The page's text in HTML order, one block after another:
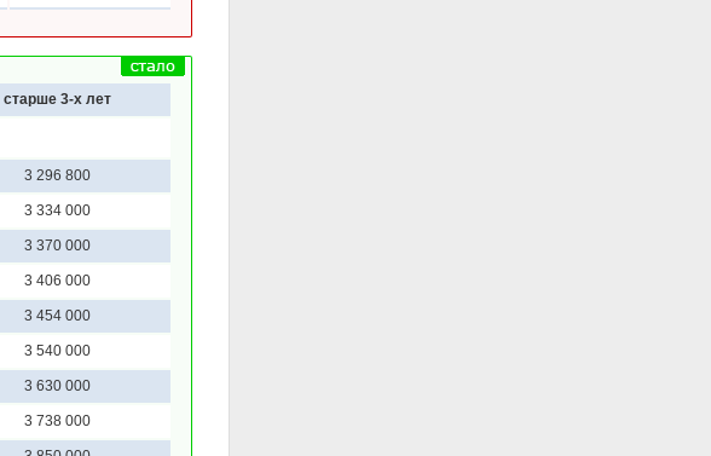
старше 3-х лет
3 296 800
3 334 000
3 370 000
3 406 000
3 454 000
3 540 000
3 630 000
3 738 000